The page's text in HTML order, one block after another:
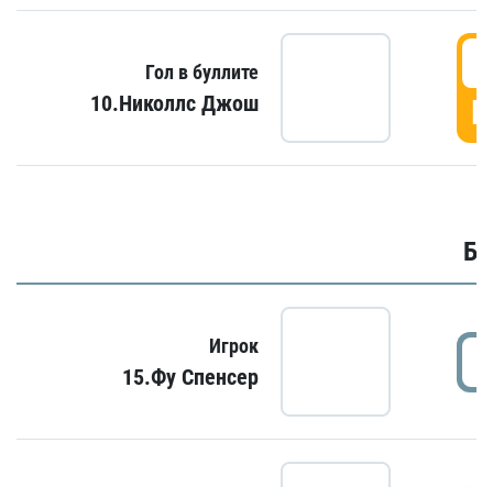
Гол в буллите
10.Николлс Джош
Игрок
15.Фу Спенсер